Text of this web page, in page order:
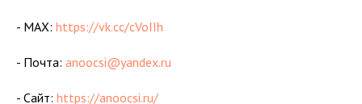
- MAX: https://vk.cc/cVoIIh
- Почта: anoocsi@yandex.ru
- Сайт: https://anoocsi.ru/